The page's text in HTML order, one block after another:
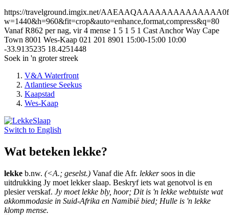
https://travelground.imgix.net/
w=1440&h=960&fit=crop&auto=enhance,format,compress&q=80
Vanaf R862 per nag, vir 4 mense 1 5 1 5 1 Cast Anchor Way Cape
Town 8001 Wes-Kaap 021 201 8901 15:00-15:00 10:00
-33.9135235 18.4251448
Soek in 'n groter streek
V&A Waterfront
Atlantiese Seekus
Kaapstad
Wes-Kaap
Switch to English
Wat beteken lekke?
lekke b.nw. (<A.; geselst.) Vanaf die Afr. lekkersoos in die
uitdrukking Jy moet lekker slaap. Beskryf iets wat genotvol is en
plesier verskaf. Jy moet lekke bly, hoor; Dit is 'n lekke webtuiste wat
akkommodasie in Suid-Afrika en Namibië bied; Hulle is 'n lekke
klomp mense.